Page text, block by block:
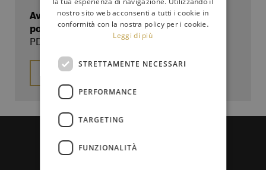
Avviso pubblico per l'acquisto di un
ponteggio e di una scala combinata
PDF - 356.333 Kb
Scarica
nostro sito web acconsenti a tutti i cookie in
conformità con la nostra policy per i cookie.
Leggi di più
STRETTAMENTE NECESSARI
PERFORMANCE
TARGETING
FUNZIONALITÀ